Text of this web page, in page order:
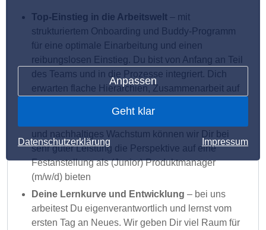
Anpassen
Geht klar
Datenschutzerklärung Impressum
Top-Einstieg in die Arbeitswelt – mit
strukturiertem Onboarding und Buddy-Programm
für eine optimale Einarbeitung und einen
reibungslosen Einstieg. Du bist von Anfang an Teil
des Teams und in die Prozesse integriert. Dich
erwarten flache Hierarchien, Zusammenarbeit auf
und nachhaltiges Wachstum können wir Dir bei
sehr guter Leistung die Perspektive auf eine
Festanstellung als (Junior) Produktmanager
(m/w/d) bieten
Deine Lernkurve und Entwicklung – bei uns
arbeitest Du eigenverantwortlich und lernst vom
ersten Tag an Neues. Wir geben Dir viel Raum für